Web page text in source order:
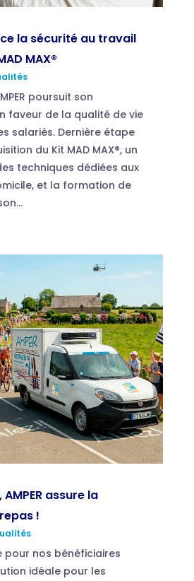
la sécurité au travail
MAX®
poursuit son
faveur de la qualité de vie
salariés. Dernière étape
du Kit MAD MAX®, un
techniques dédiées aux
et la formation de
assure la
!
pour nos bénéficiaires
idéale pour les